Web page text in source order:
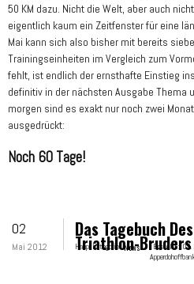
50 KM dazu. Nicht die Welt, aber auch
eigentlich kaum ein Zeitfenster für eine
Mai kann sich also bisher mit bereits
Trainingseinheiten im Vergleich zum
fehlt, ist endlich der ernsthafte Einstieg
definitiv in der nächsten Ausgabe Thema
morgen sind es exakt nur noch zwei
ausgedrückt:
Noch 60 Tage!
02
Mai 2012
Das Tagebuch
Triathlon-
Hauptkategorie: News Erstellt: 02.